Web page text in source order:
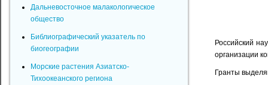
Российский
организации
Гранты
Дальневосточное малакологическое
общество
Библиографический указатель по
биогеографии
Морские растения Азиатско-
Тихоокеанского региона